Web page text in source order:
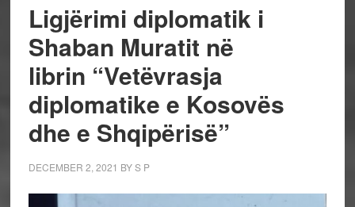
Ligjërimi diplomatik i
Shaban Muratit në
librin “Vetëvrasja
diplomatike e Kosovës
dhe e Shqipërisë”
DECEMBER 2, 2021 BYS P